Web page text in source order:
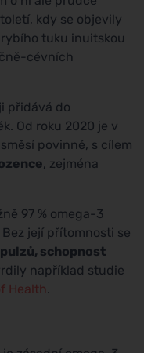
kdy se objevily
tuku inuitskou
cévních
přidává do
Od roku 2020 je v
povinné, s cílem
, zejména
97 % omega-3
její přítomnosti se
schopnost
například studie
Health.